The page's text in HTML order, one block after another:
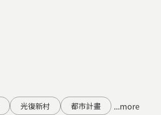
光復新村 都市計畫 ...more